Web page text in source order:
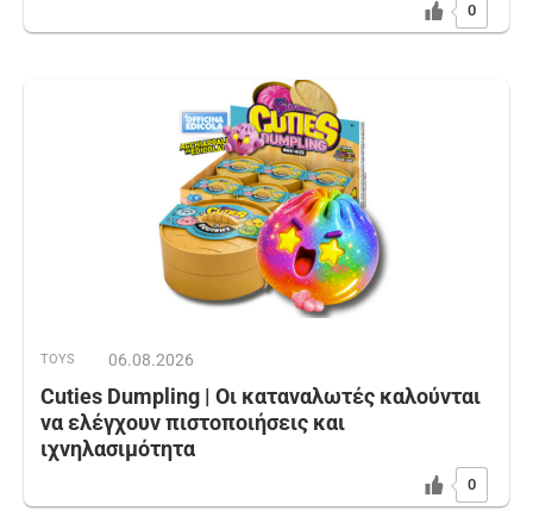
0
TOYS 06.08.2026
Cuties Dumpling | Οι καταναλωτές καλούνται
να ελέγχουν πιστοποιήσεις και
ιχνηλασιμότητα
0